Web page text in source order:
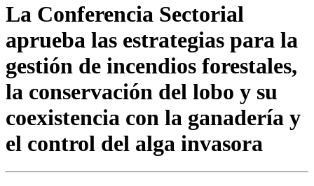
La Conferencia Sectorial
aprueba las estrategias para la
gestión de incendios forestales,
la conservación del lobo y su
coexistencia con la ganadería y
el control del alga invasora